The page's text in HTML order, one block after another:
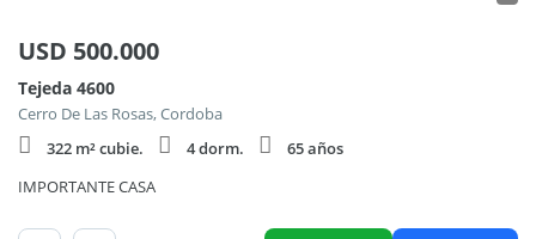
USD 500.000
Tejeda 4600
Cerro De Las Rosas, Cordoba
322 m² cubie.
4 dorm.
65 años
IMPORTANTE CASA